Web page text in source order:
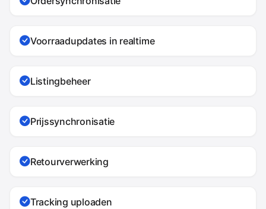
Voorraadupdates in realtime
Listingbeheer
Prijssynchronisatie
Retourverwerking
Tracking uploaden